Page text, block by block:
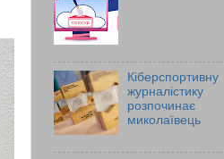
Кіберспортивну
журналістику
розпочинає
миколаївець